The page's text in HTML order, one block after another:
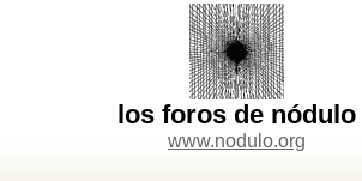
los foros de nódulo
www.nodulo.org